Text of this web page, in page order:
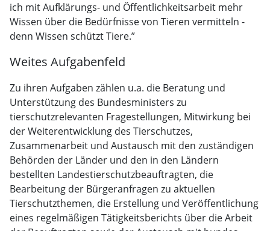
ich mit Aufklärungs- und Öffentlichkeitsarbeit mehr
Wissen über die Bedürfnisse von Tieren vermitteln -
denn Wissen schützt Tiere.”
Weites Aufgabenfeld
Zu ihren Aufgaben zählen u.a. die Beratung und
Unterstützung des Bundesministers zu
tierschutzrelevanten Fragestellungen, Mitwirkung bei
der Weiterentwicklung des Tierschutzes,
Zusammenarbeit und Austausch mit den zuständigen
Behörden der Länder und den in den Ländern
bestellten Landestierschutzbeauftragten, die
Bearbeitung der Bürgeranfragen zu aktuellen
Tierschutzthemen, die Erstellung und Veröffentlichung
eines regelmäßigen Tätigkeitsberichts über die Arbeit